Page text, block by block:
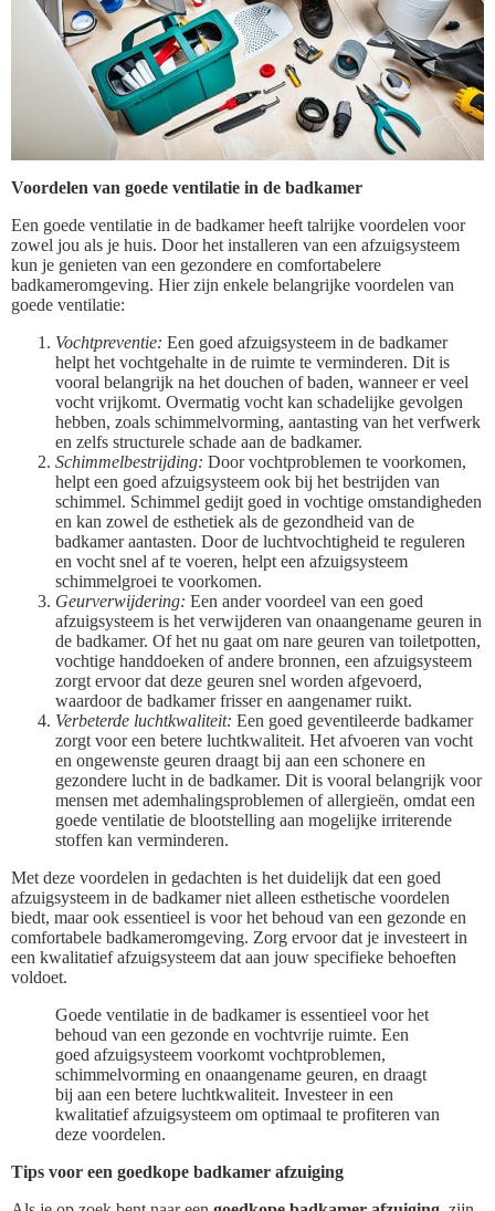
Voordelen van goede ventilatie in de badkamer
Een goede ventilatie in de badkamer heeft talrijke voordelen voor
zowel jou als je huis. Door het installeren van een afzuigsysteem
kun je genieten van een gezondere en comfortabelere
badkameromgeving. Hier zijn enkele belangrijke voordelen van
goede ventilatie:
Vochtpreventie: Een goed afzuigsysteem in de badkamer
helpt het vochtgehalte in de ruimte te verminderen. Dit is
vooral belangrijk na het douchen of baden, wanneer er veel
vocht vrijkomt. Overmatig vocht kan schadelijke gevolgen
hebben, zoals schimmelvorming, aantasting van het verfwerk
en zelfs structurele schade aan de badkamer.
Schimmelbestrijding: Door vochtproblemen te voorkomen,
helpt een goed afzuigsysteem ook bij het bestrijden van
schimmel. Schimmel gedijt goed in vochtige omstandigheden
en kan zowel de esthetiek als de gezondheid van de
badkamer aantasten. Door de luchtvochtigheid te reguleren
en vocht snel af te voeren, helpt een afzuigsysteem
schimmelgroei te voorkomen.
Geurverwijdering: Een ander voordeel van een goed
afzuigsysteem is het verwijderen van onaangename geuren in
de badkamer. Of het nu gaat om nare geuren van toiletpotten,
vochtige handdoeken of andere bronnen, een afzuigsysteem
zorgt ervoor dat deze geuren snel worden afgevoerd,
waardoor de badkamer frisser en aangenamer ruikt.
Verbeterde luchtkwaliteit: Een goed geventileerde badkamer
zorgt voor een betere luchtkwaliteit. Het afvoeren van vocht
en ongewenste geuren draagt bij aan een schonere en
gezondere lucht in de badkamer. Dit is vooral belangrijk voor
mensen met ademhalingsproblemen of allergieën, omdat een
goede ventilatie de blootstelling aan mogelijke irriterende
stoffen kan verminderen.
Met deze voordelen in gedachten is het duidelijk dat een goed
afzuigsysteem in de badkamer niet alleen esthetische voordelen
biedt, maar ook essentieel is voor het behoud van een gezonde en
comfortabele badkameromgeving. Zorg ervoor dat je investeert in
een kwalitatief afzuigsysteem dat aan jouw specifieke behoeften
voldoet.
Goede ventilatie in de badkamer is essentieel voor het
behoud van een gezonde en vochtvrije ruimte. Een
goed afzuigsysteem voorkomt vochtproblemen,
schimmelvorming en onaangename geuren, en draagt
bij aan een betere luchtkwaliteit. Investeer in een
kwalitatief afzuigsysteem om optimaal te profiteren van
deze voordelen.
Tips voor een goedkope badkamer afzuiging